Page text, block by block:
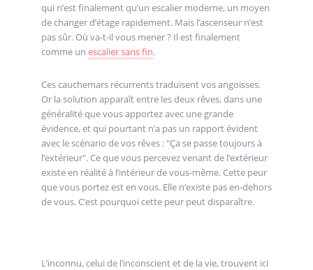
qui n’est finalement qu’un escalier moderne, un moyen
de changer d’étage rapidement. Mais l’ascenseur n’est
pas sûr. Où va-t-il vous mener ? Il est finalement
comme un escalier sans fin.
Ces cauchemars récurrents traduisent vos angoisses.
Or la solution apparaît entre les deux rêves, dans une
généralité que vous apportez avec une grande
évidence, et qui pourtant n’a pas un rapport évident
avec le scénario de vos rêves : "Ça se passe toujours à
l’extérieur". Ce que vous percevez venant de l’extérieur
existe en réalité à l’intérieur de vous-même. Cette peur
que vous portez est en vous. Elle n’existe pas en-dehors
de vous. C’est pourquoi cette peur peut disparaître.
L’inconnu, celui de l’inconscient et de la vie, trouvent ici